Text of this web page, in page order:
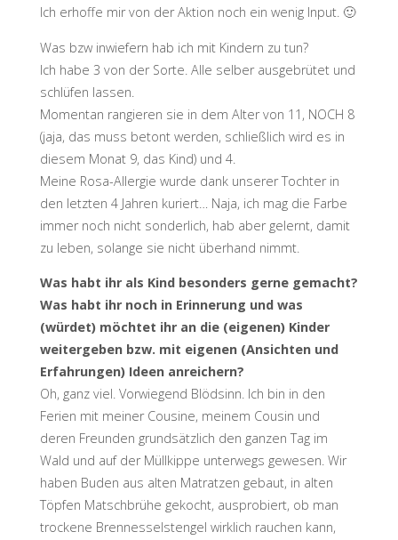
Ich erhoffe mir von der Aktion noch ein wenig Input. 🙂
Was bzw inwiefern hab ich mit Kindern zu tun?
Ich habe 3 von der Sorte. Alle selber ausgebrütet und
schlüfen lassen.
Momentan rangieren sie in dem Alter von 11, NOCH 8
(jaja, das muss betont werden, schließlich wird es in
diesem Monat 9, das Kind) und 4.
Meine Rosa-Allergie wurde dank unserer Tochter in
den letzten 4 Jahren kuriert… Naja, ich mag die Farbe
immer noch nicht sonderlich, hab aber gelernt, damit
zu leben, solange sie nicht überhand nimmt.
Was habt ihr als Kind besonders gerne gemacht?
Was habt ihr noch in Erinnerung und was
(würdet) möchtet ihr an die (eigenen) Kinder
weitergeben bzw. mit eigenen (Ansichten und
Erfahrungen) Ideen anreichern?
Oh, ganz viel. Vorwiegend Blödsinn. Ich bin in den
Ferien mit meiner Cousine, meinem Cousin und
deren Freunden grundsätzlich den ganzen Tag im
Wald und auf der Müllkippe unterwegs gewesen. Wir
haben Buden aus alten Matratzen gebaut, in alten
Töpfen Matschbrühe gekocht, ausprobiert, ob man
trockene Brennesselstengel wirklich rauchen kann,